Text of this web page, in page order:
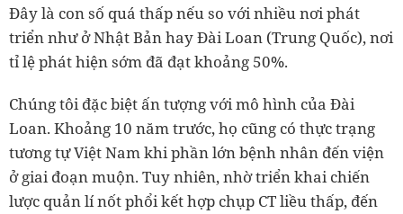
Đây là con số quá thấp nếu so với nhiều nơi phát
triển như ở Nhật Bản hay Đài Loan (Trung Quốc), nơi
tỉ lệ phát hiện sớm đã đạt khoảng 50%.
Chúng tôi đặc biệt ấn tượng với mô hình của Đài
Loan. Khoảng 10 năm trước, họ cũng có thực trạng
tương tự Việt Nam khi phần lớn bệnh nhân đến viện
ở giai đoạn muộn. Tuy nhiên, nhờ triển khai chiến
lược quản lí nốt phổi kết hợp chụp CT liều thấp, đến